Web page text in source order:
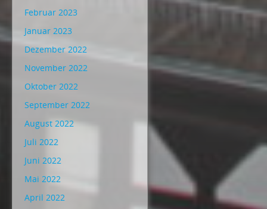
Februar 2023
Januar 2023
Dezember 2022
November 2022
Oktober 2022
September 2022
August 2022
Juli 2022
Juni 2022
Mai 2022
April 2022